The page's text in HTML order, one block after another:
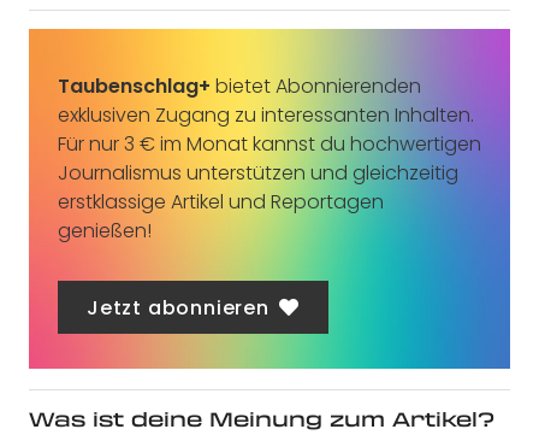
Taubenschlag+ bietet Abonnierenden
exklusiven Zugang zu interessanten Inhalten.
Für nur 3 € im Monat kannst du hochwertigen
Journalismus unterstützen und gleichzeitig
erstklassige Artikel und Reportagen
genießen!
Jetzt abonnieren
Was ist deine Meinung zum Artikel?